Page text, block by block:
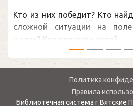
верный выход из
щепетильной в
мире.Перед
— ...
Политика
Правила
Библиотечная система г.Вятские